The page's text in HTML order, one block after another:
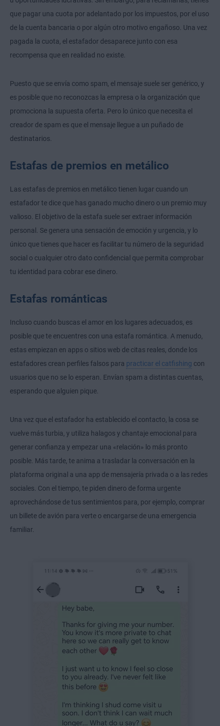
que pagar una cuota por adelantado por los impuestos, por el uso
de la cuenta bancaria o por algún otro motivo engañoso. Una vez
pagada la cuota, el estafador desaparece junto con esa
recompensa que en realidad no existe.
Puesto que se envía como spam, el mensaje suele ser genérico, y
es posible que no reconozcas la empresa o la organización que
promociona la supuesta oferta. Pero lo único que necesita el
creador de spam es que el mensaje llegue a un puñado de
destinatarios.
Estafas de premios en metálico
Las estafas de premios en metálico tienen lugar cuando un
estafador te dice que has ganado mucho dinero o un premio muy
valioso. El objetivo de la estafa suele ser extraer información
personal. Se genera una sensación de emoción y urgencia, y lo
único que tienes que hacer es facilitar tu número de la seguridad
social o cualquier otro dato confidencial que permita comprobar
tu identidad para cobrar ese dinero.
Estafas románticas
Incluso cuando buscas el amor en los lugares adecuados, es
posible que te encuentres con una estafa romántica. A menudo,
estas empiezan en apps o sitios web de citas reales, donde los
estafadores crean perfiles falsos para practicar el catfishing con
usuarios que no se lo esperan. Envían spam a distintas cuentas,
esperando que alguien pique.
Una vez que el estafador ha establecido el contacto, la cosa se
vuelve más turbia, y utiliza halagos y chantaje emocional para
generar confianza y empezar una «relación» lo más pronto
posible. Más tarde, te anima a trasladar la conversación en la
plataforma original a una app de mensajería privada o a las redes
sociales. Con el tiempo, te piden dinero de forma urgente
aprovechándose de tus sentimientos para, por ejemplo, comprar
un billete de avión para verte o encargarse de una emergencia
familiar.